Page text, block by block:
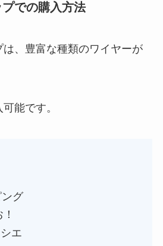
での購入方法
、豊富な種類のワイヤーが
能です。
グ
エ